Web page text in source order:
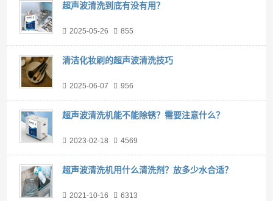
超声波清洗到底有没有用？
2025-05-26 855
清洁化妆刷的超声波清洗技巧
2025-06-07 956
超声波清洗机能不能除锈？需要注意什么？
2023-02-18 4569
超声波清洗机用什么清洗剂？放多少水合适？
2021-10-16 6313